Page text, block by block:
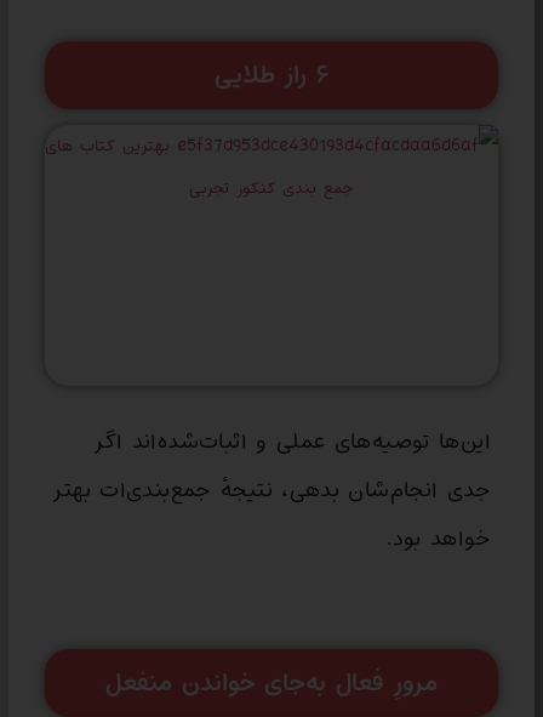
۶ راز طلایی
این‌ها توصیه‌های عملی و اثبات‌شده‌اند اگر
جدی انجام‌شان بدهی، نتیجهٔ جمع‌بندی‌ات بهتر
خواهد بود.
مرورِ فعال به‌جای خواندن منفعل